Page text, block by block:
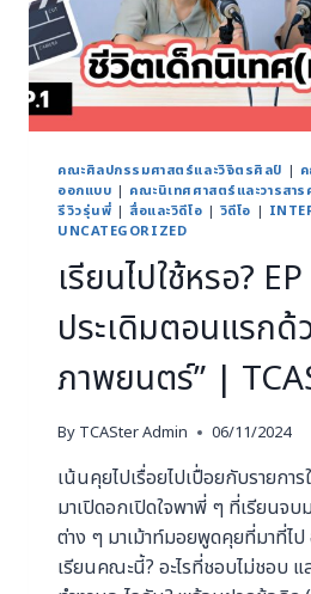
คณะศิลปกรรมศาสตร์และวิจิตรศิลป์ |
ออกแบบ | คณะนิเทศศาสตร์และวารสาร
รีวิวรุ่นพี่ |สื่อและวิดีโอ | วิดีโอ |
UNCATEGORIZED
เรียนไปใช้หรอ?
ประเดิมตอนแรกด้
ภาพยนตร์” |
By TCASter Admin 06/11/2024
เน้นคุยไปเรื่อยไปเปื่อยกับรายการ
มาเปิดอกเปิดใจพาพี่ ๆ ที่เรียนจบ
ต่าง ๆ มาเม้าท์มอยพูดคุยที่มาที่ไป
เรียนคณะนี้? อะไรที่ชอบไม่ชอบ